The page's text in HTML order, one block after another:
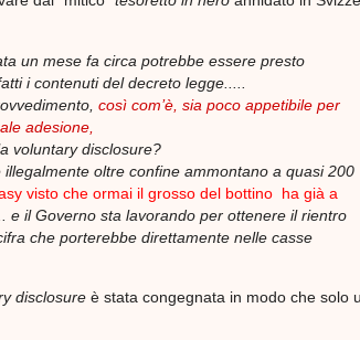
un mese fa circa potrebbe essere presto
i contenuti del decreto legge.....
così com’è, sia poco appetibile per
adesione,
voluntary disclosure?
illegalmente oltre confine ammontano a quasi 200
visto che ormai il grosso del bottino ha già a
e il Governo sta lavorando per ottenere il rientro
che porterebbe direttamente nelle casse
disclosure è stata congegnata in modo che solo